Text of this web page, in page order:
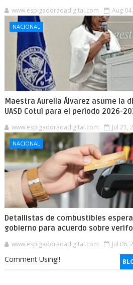
www.espigadoradadigital.com Aug
NACIONAL
Maestra Aurelia Álvarez asume la
UASD Cotuí para el período 2026-
www.espigadoradadigital.com Jul 21,
NACIONAL
Detallistas de combustibles
gobierno para acuerdo sobre
www.espigadoradadigital.com Jul 06,
Comment Using!!